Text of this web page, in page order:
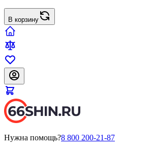
В корзину
Нужна помощь?8 800 200-21-87